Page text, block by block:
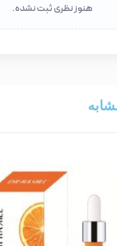
هنوز نظری ثبت نشده.